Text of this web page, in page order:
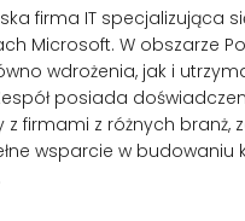
firma IT specjalizująca
Microsoft. W obszarze
wdrożenia, jak i
posiada
z firmami z różnych branż,
wsparcie w budowaniu